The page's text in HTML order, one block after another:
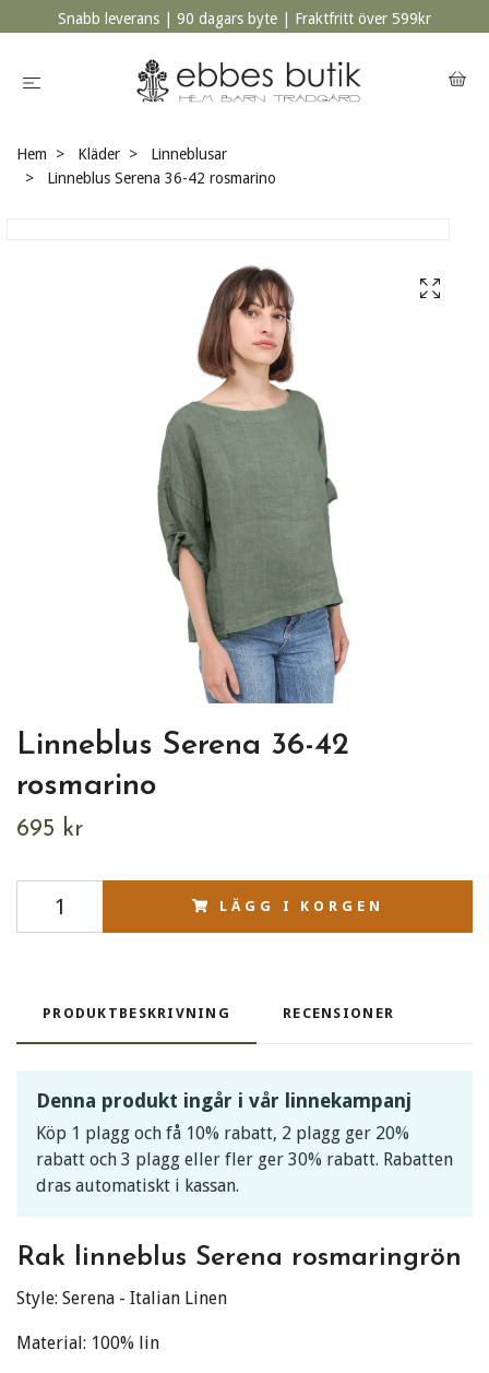
Snabb leverans | 90 dagars byte | Fraktfritt över 599kr
Hem Kläder
Linneblusar
Linneblus Serena 36-42 rosmarino
Linneblus Serena 36-42
rosmarino
695 kr
LÄGG I KORGEN
PRODUKTBESKRIVNING RECENSIONER
Denna produkt ingår i vår linnekampanj
Köp 1 plagg och få 10% rabatt, 2 plagg ger 20%
rabatt och 3 plagg eller fler ger 30% rabatt. Rabatten
dras automatiskt i kassan.
Rak linneblus Serena rosmaringrön
Style: Serena - Italian Linen
Material: 100% lin